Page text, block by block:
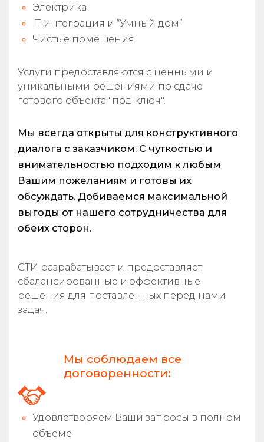
Электрика
IT-интеграция и “Умный дом”
Чистые помещения
Услуги предоставляются с ценными и
уникальными решениями по сдаче
готового объекта "под ключ".
Мы всегда открыты для конструктивного
диалога с заказчиком. С чуткостью и
внимательностью подходим к любым
Вашим пожеланиям и готовы их
обсуждать. Добиваемся максимальной
выгоды от нашего сотрудничества для
обеих сторон.
СТИ разрабатывает и предоставляет
сбалансированные и эффективные
решения для поставленных перед нами
задач.
Мы соблюдаем все
договоренности:
Удовлетворяем Ваши запросы в полном
объеме